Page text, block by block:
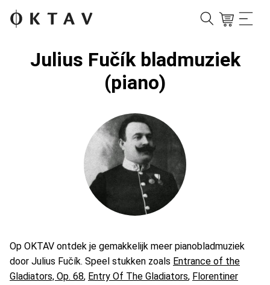
Julius Fučík bladmuziek
(piano)
Op OKTAV ontdek je gemakkelijk meer pianobladmuziek
door Julius Fučík. Speel stukken zoals Entrance of the
Gladiators, Op. 68, Entry Of The Gladiators, Florentiner